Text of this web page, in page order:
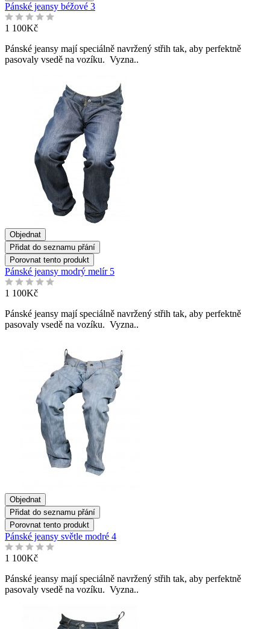
Pánské jeansy béžové 3
1 100Kč
Pánské jeansy mají speciálně navržený střih tak, aby perfektně
pasovaly vsedě na vozíku. Vyzna..
Objednat
Přidat do seznamu přání
Porovnat tento produkt
Pánské jeansy modrý melír 5
1 100Kč
Pánské jeansy mají speciálně navržený střih tak, aby perfektně
pasovaly vsedě na vozíku. Vyzna..
Objednat
Přidat do seznamu přání
Porovnat tento produkt
Pánské jeansy světle modré 4
1 100Kč
Pánské jeansy mají speciálně navržený střih tak, aby perfektně
pasovaly vsedě na vozíku. Vyzna..